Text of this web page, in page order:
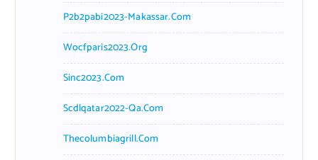
P2b2pabi2023-Makassar.com
Wocfparis2023.org
Sinc2023.com
Scdlqatar2022-Qa.com
Thecolumbiagrill.com